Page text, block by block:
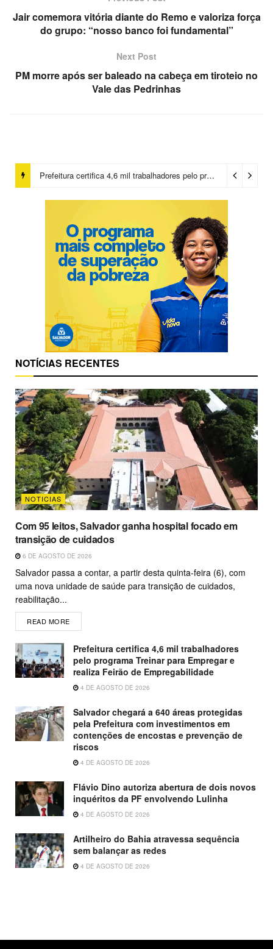
Jair comemora vitória diante do Remo e valoriza força
do grupo: “nosso banco foi fundamental”
Next Post
PM morre após ser baleado na cabeça em tiroteio no
Vale das Pedrinhas
Salvador chegará a 640 áreas protegidas pela Prefeitura com investimentos em contenções de encostas e prevenção de riscos
NOTÍCIAS RECENTES
NOTICIAS
Com 95 leitos, Salvador ganha hospital focado em
transição de cuidados
6 DE AGOSTO DE 2026
Salvador passa a contar, a partir desta quinta-feira (6), com
uma nova unidade de saúde para transição de cuidados,
reabilitação...
READ MORE
Prefeitura certifica 4,6 mil trabalhadores
pelo programa Treinar para Empregar e
realiza Feirão de Empregabilidade
4 DE AGOSTO DE 2026
Salvador chegará a 640 áreas protegidas
pela Prefeitura com investimentos em
contenções de encostas e prevenção de
riscos
4 DE AGOSTO DE 2026
Flávio Dino autoriza abertura de dois novos
inquéritos da PF envolvendo Lulinha
4 DE AGOSTO DE 2026
Artilheiro do Bahia atravessa sequência
sem balançar as redes
4 DE AGOSTO DE 2026